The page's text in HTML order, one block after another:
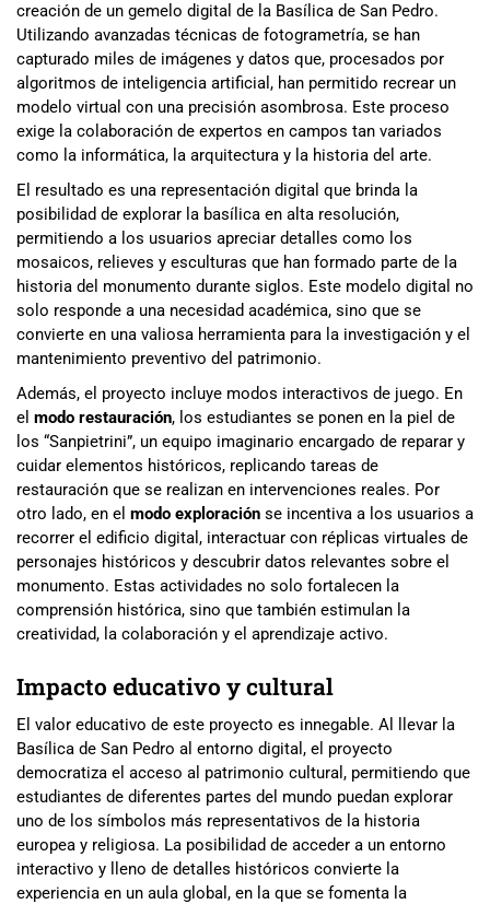
creación de un gemelo digital de la Basílica de San Pedro.
Utilizando avanzadas técnicas de fotogrametría, se han
capturado miles de imágenes y datos que, procesados por
algoritmos de inteligencia artificial, han permitido recrear un
modelo virtual con una precisión asombrosa. Este proceso
exige la colaboración de expertos en campos tan variados
como la informática, la arquitectura y la historia del arte.
El resultado es una representación digital que brinda la
posibilidad de explorar la basílica en alta resolución,
permitiendo a los usuarios apreciar detalles como los
mosaicos, relieves y esculturas que han formado parte de la
historia del monumento durante siglos. Este modelo digital no
solo responde a una necesidad académica, sino que se
convierte en una valiosa herramienta para la investigación y el
mantenimiento preventivo del patrimonio.
Además, el proyecto incluye modos interactivos de juego. En
el modo restauración, los estudiantes se ponen en la piel de
los “Sanpietrini”, un equipo imaginario encargado de reparar y
cuidar elementos históricos, replicando tareas de
restauración que se realizan en intervenciones reales. Por
otro lado, en el modo exploración se incentiva a los usuarios a
recorrer el edificio digital, interactuar con réplicas virtuales de
personajes históricos y descubrir datos relevantes sobre el
monumento. Estas actividades no solo fortalecen la
comprensión histórica, sino que también estimulan la
creatividad, la colaboración y el aprendizaje activo.
Impacto educativo y cultural
El valor educativo de este proyecto es innegable. Al llevar la
Basílica de San Pedro al entorno digital, el proyecto
democratiza el acceso al patrimonio cultural, permitiendo que
estudiantes de diferentes partes del mundo puedan explorar
uno de los símbolos más representativos de la historia
europea y religiosa. La posibilidad de acceder a un entorno
interactivo y lleno de detalles históricos convierte la
experiencia en un aula global, en la que se fomenta la